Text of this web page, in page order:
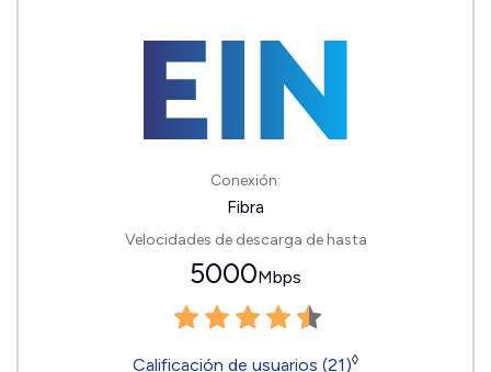
Conexión:
Fibra
Velocidades de descarga de hasta
5000Mbps
Calificación de usuarios (21)◊